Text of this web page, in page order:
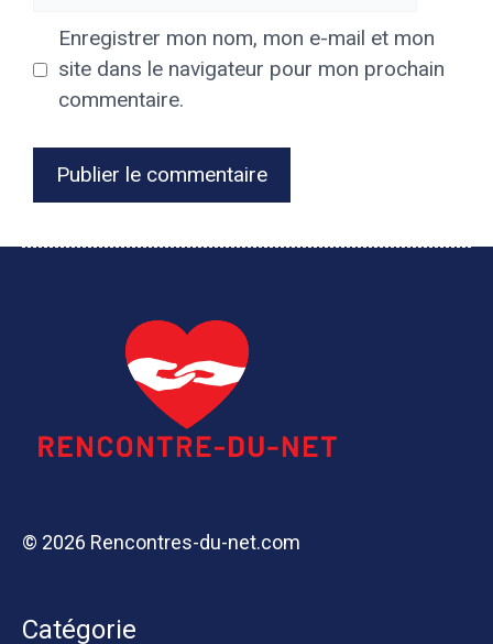
Enregistrer mon nom, mon e-mail et mon
site dans le navigateur pour mon prochain
commentaire.
© 2026 Rencontres-du-net.com
Catégorie